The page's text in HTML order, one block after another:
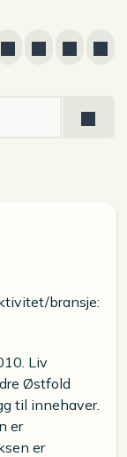
bransje:
Liv
Østfold
til innehaver.
er
er